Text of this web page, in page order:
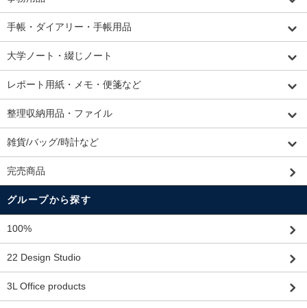
手帳・ダイアリー・手帳用品
大学ノート・綴じノート
レポート用紙・メモ・便箋など
整理収納用品・ファイル
雑貨/バッグ/時計など
完売商品
グループから探す
100%
22 Design Studio
3L Office products